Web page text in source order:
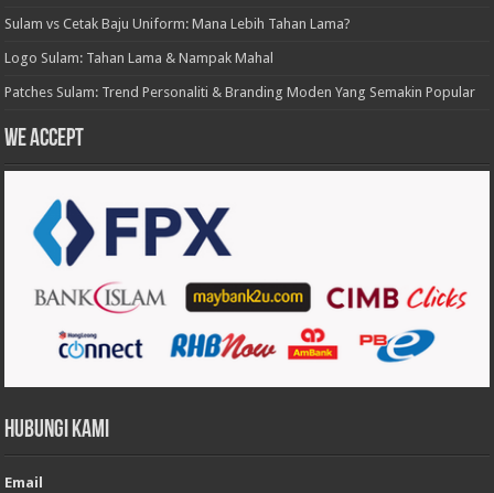
Sulam vs Cetak Baju Uniform: Mana Lebih Tahan Lama?
Logo Sulam: Tahan Lama & Nampak Mahal
Patches Sulam: Trend Personaliti & Branding Moden Yang Semakin Popular
We accept
Hubungi Kami
Email